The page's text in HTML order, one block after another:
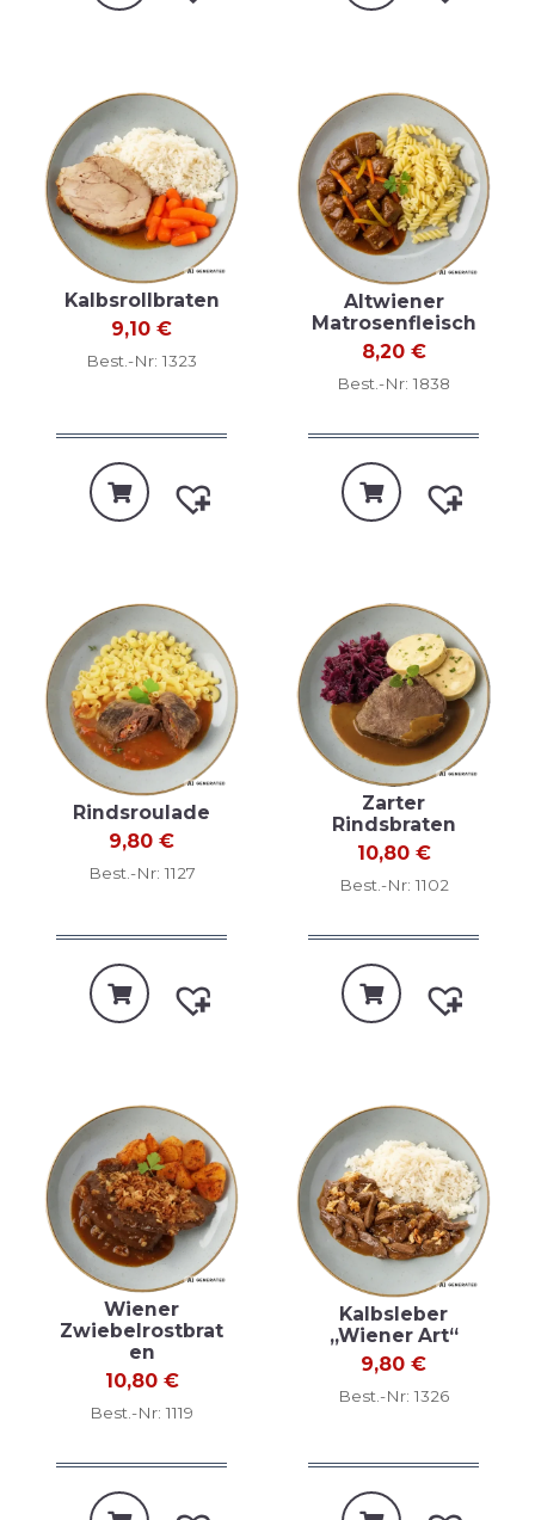
Kalbsrollbraten
9,10 €
Best.-Nr: 1323
Altwiener
Matrosenfleisch
8,20 €
Best.-Nr: 1838
Rindsroulade
9,80 €
Best.-Nr: 1127
Zarter
Rindsbraten
10,80 €
Best.-Nr: 1102
Wiener
Zwiebelrostbrat
en
10,80 €
Best.-Nr: 1119
Kalbsleber
„Wiener Art“
9,80 €
Best.-Nr: 1326